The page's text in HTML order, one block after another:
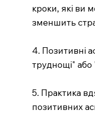
кроки, які ви
зменшить
4. Позитивні
труднощі" або
5. Практика
позитивних